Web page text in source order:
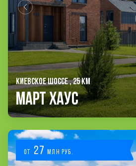
КИЕВСКОЕ ШОССЕ , 25 КМ
Март Хаус
от 27млн руб.